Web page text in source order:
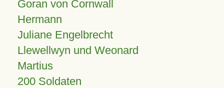
Goran von Cornwall
Hermann
Juliane Engelbrecht
Llewellwyn und Weonard
Martius
200 Soldaten